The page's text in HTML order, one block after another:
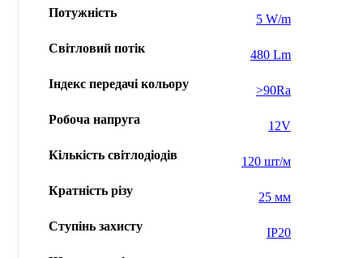
Потужність 5 W/m
Світловий потік 480 Lm
Індекс передачі кольору >90Ra
Робоча напруга 12V
Кількість світлодіодів 120 шт/м
Кратність різу 25 мм
Ступінь захисту IP20